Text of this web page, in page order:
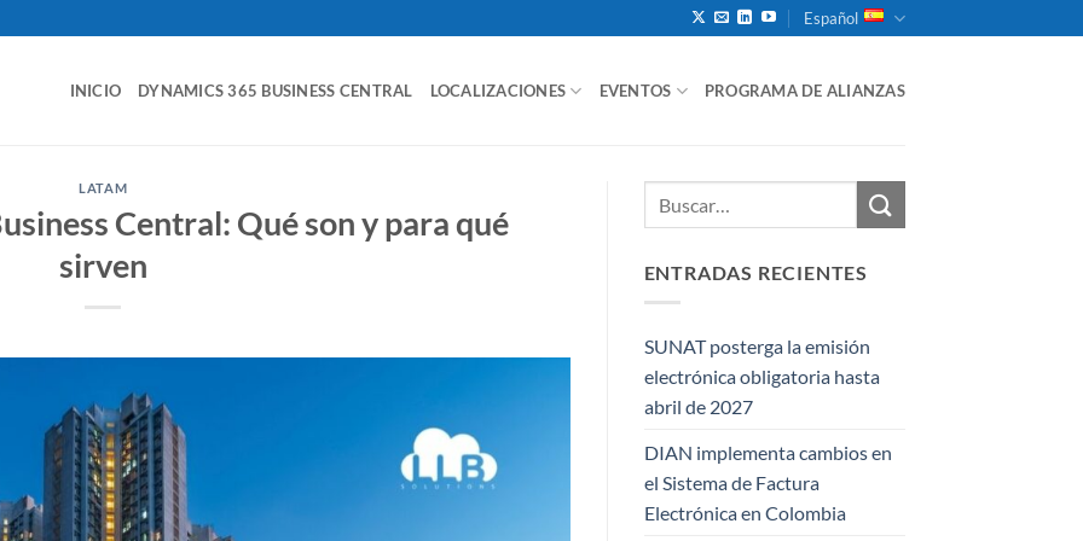
Español
INICIO DYNAMICS 365 BUSINESS CENTRAL LOCALIZACIONES EVENTOS PROGRAMA DE ALIANZAS
LATAM
Central: Qué son y para qué
sirven
ENTRADAS RECIENTES
SUNAT posterga la emisión
electrónica obligatoria hasta
abril de 2027
DIAN implementa cambios en
el Sistema de Factura
Electrónica en Colombia